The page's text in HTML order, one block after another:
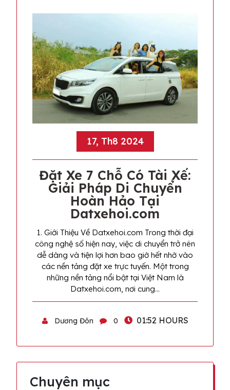
17, Th8 2024
Đặt Xe 7 Chỗ Có Tài Xế:
Giải Pháp Di Chuyển
Hoàn Hảo Tại
Datxehoi.com
1. Giới Thiệu Về Datxehoi.com Trong thời đại
công nghệ số hiện nay, việc di chuyển trở nên
dễ dàng và tiện lợi hơn bao giờ hết nhờ vào
các nền tảng đặt xe trực tuyến. Một trong
những nền tảng nổi bật tại Việt Nam là
Datxehoi.com, nơi cung…
Dương Đôn 0 01:52 HOURS
Chuyên mục